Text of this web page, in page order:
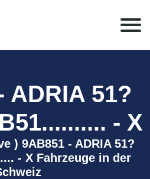
ADRIA 51?
- X
) 9AB851 - ADRIA 51?
- X Fahrzeuge in der